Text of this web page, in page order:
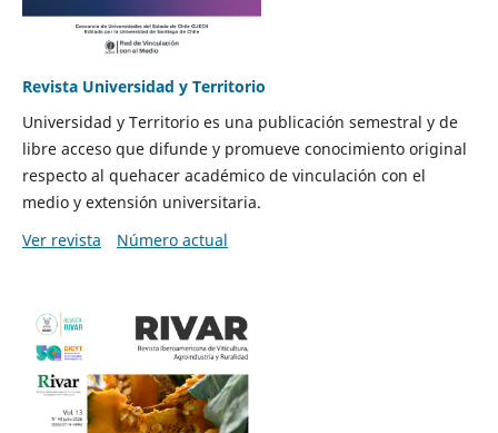
Revista Universidad y Territorio
Universidad y Territorio es una publicación semestral y de
libre acceso que difunde y promueve conocimiento original
respecto al quehacer académico de vinculación con el
medio y extensión universitaria.
Ver revista
Número actual